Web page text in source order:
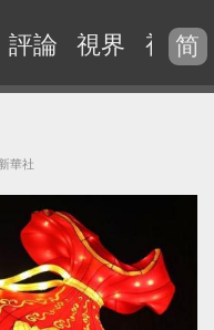
評論 視界 視頻
简
華社